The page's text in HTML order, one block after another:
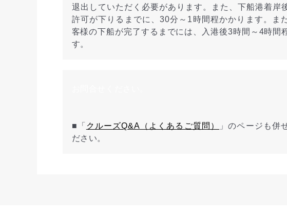
退出していただく必要があります。また、下船港着岸
許可が下りるまでに、30分～1時間程かかります。ま
客様の下船が完了するまでには、入港後3時間～4時間
す。
■「 クルーズQ&A（よくあるご質問）
」のページも併
ださい。